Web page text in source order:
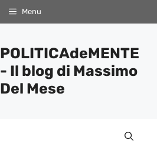
Menu
POLITICAdeMENTE
- Il blog di Massimo
Del Mese